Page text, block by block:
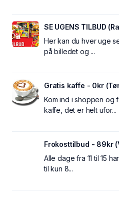
SE UGENS TILBUD
Her kan du hver uge
på billedet og ...
Gratis kaffe - 0kr
Kom ind i shoppen og
kaffe, det er helt ufor...
Frokosttilbud - 89kr
Alle dage fra 11 til 15
til kun 8...